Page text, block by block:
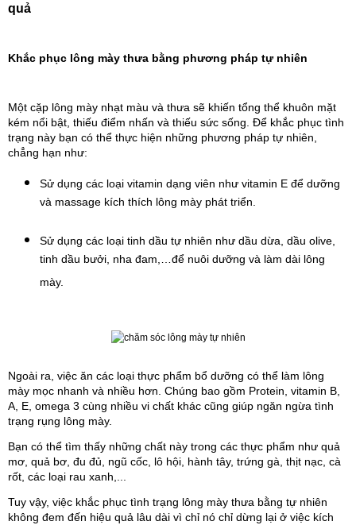
quả
Khắc phục lông mày thưa bằng phương pháp tự nhiên
Một cặp lông mày nhạt màu và thưa sẽ khiến tổng thể khuôn mặt
kém nổi bật, thiếu điểm nhấn và thiếu sức sống. Để khắc phục tình
trạng này bạn có thể thực hiện những phương pháp tự nhiên,
chẳng hạn như:
Sử dụng các loại vitamin dạng viên như vitamin E để dưỡng
và massage kích thích lông mày phát triển.
Sử dụng các loại tinh dầu tự nhiên như dầu dừa, dầu olive,
tinh dầu bưởi, nha đam,…để nuôi dưỡng và làm dài lông
mày.
Ngoài ra, việc ăn các loại thực phẩm bổ dưỡng có thể làm lông
mày mọc nhanh và nhiều hơn. Chúng bao gồm Protein, vitamin B,
A, E, omega 3 cùng nhiều vi chất khác cũng giúp ngăn ngừa tình
trạng rụng lông mày.
Bạn có thể tìm thấy những chất này trong các thực phẩm như quả
mơ, quả bơ, đu đủ, ngũ cốc, lô hội, hành tây, trứng gà, thịt nạc, cà
rốt, các loại rau xanh,...
Tuy vậy, việc khắc phục tình trạng lông mày thưa bằng tự nhiên
không đem đến hiệu quả lâu dài vì chỉ nó chỉ dừng lại ở việc kích